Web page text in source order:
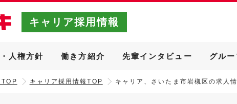
キャリア採用情報
人権方針 働き方紹介 先輩インタビュー グル
TOP キャリア採用情報TOP キャリア、さいたま市岩槻区の求人